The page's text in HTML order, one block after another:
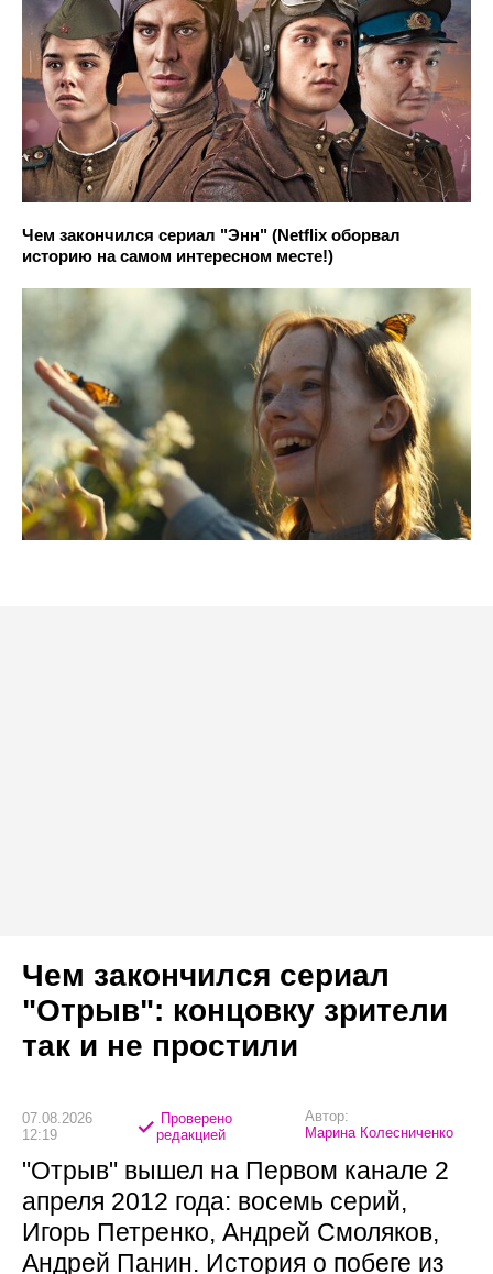
Чем закончился сериал "Энн" (Netflix оборвал
историю на самом интересном месте!)
Чем закончился сериал
"Отрыв": концовку зрители
так и не простили
07.08.2026
12:19
Проверено
редакцией
Автор:
Марина Колесниченко
"Отрыв" вышел на Первом канале 2
апреля 2012 года: восемь серий,
Игорь Петренко, Андрей Смоляков,
Андрей Панин. История о побеге из